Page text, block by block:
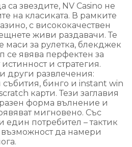
са звездите, NV Casino не
на класиката. В рамките
с висококачествен
живи раздавачи. Те
маси за рулетка, блекджек
се явява перфектен за
и стратегия.
други развлечения:
бинго и instant win
карти. Тези заглавия
форма вълнение и
мигновено. Със
един потребител – тактик
да намери